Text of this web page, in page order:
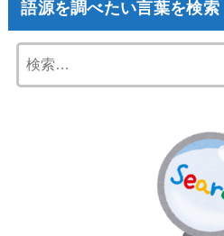
語源を調べたい言葉を検索
索: